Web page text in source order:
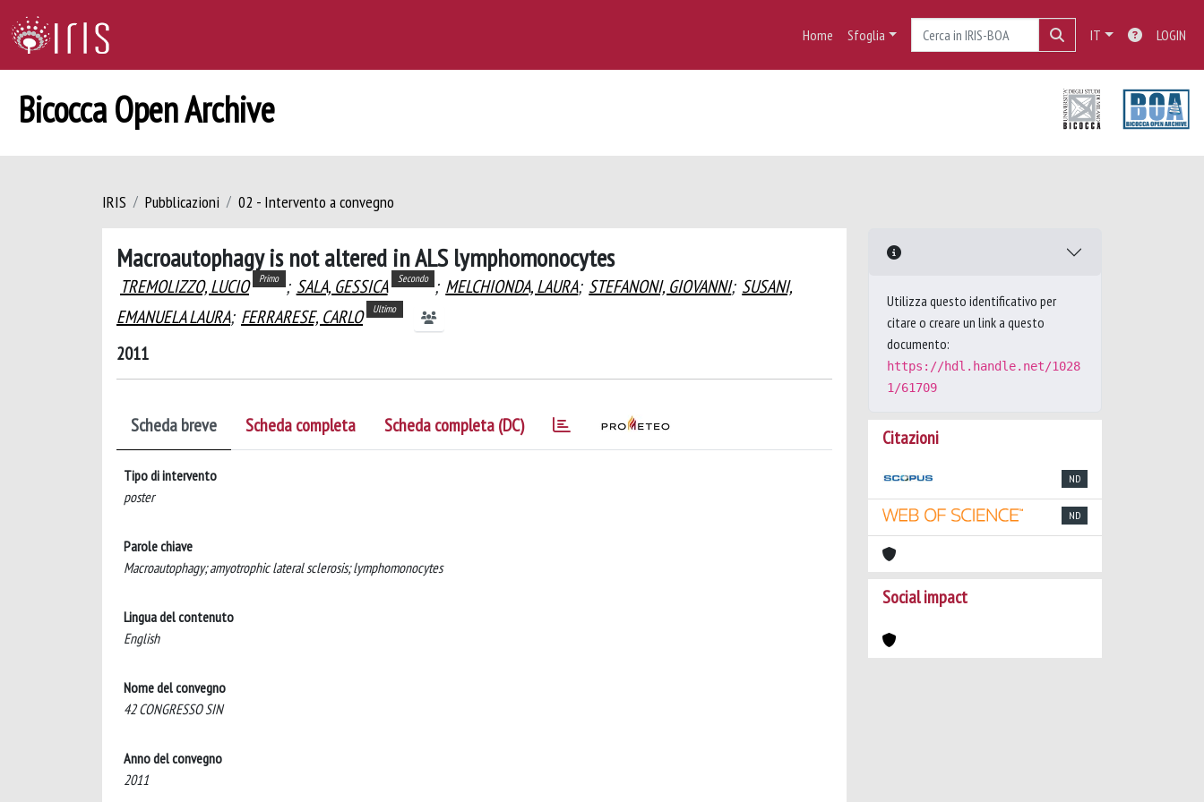
Home Sfoglia IT LOGIN
Bicocca Open Archive
IRIS Pubblicazioni 02 - Intervento a convegno
Macroautophagy is not altered in ALS lymphomonocytes
TREMOLIZZO, LUCIO Primo ; SALA, GESSICA Secondo ; MELCHIONDA, LAURA; STEFANONI, GIOVANNI; SUSANI,
EMANUELA LAURA; FERRARESE, CARLO Ultimo
2011
Scheda breve Scheda completa Scheda completa (DC)
Tipo di intervento
poster
Parole chiave
Macroautophagy; amyotrophic lateral sclerosis; lymphomonocytes
Lingua del contenuto
English
Nome del convegno
42 CONGRESSO SIN
Anno del convegno
2011
Utilizza questo identificativo per
citare o creare un link a questo
documento:
https://hdl.handle.net/1028
1/61709
Citazioni
ND
ND
Social impact